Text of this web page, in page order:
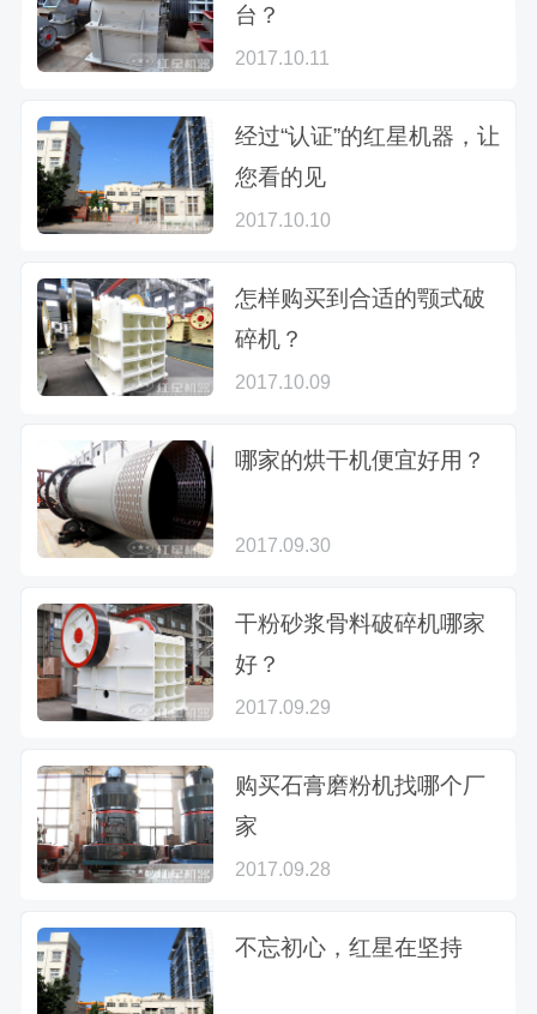
台？
2017.10.11
经过“认证”的红星机器，让
您看的见
2017.10.10
怎样购买到合适的颚式破
碎机？
2017.10.09
哪家的烘干机便宜好用？
2017.09.30
干粉砂浆骨料破碎机哪家
好？
2017.09.29
购买石膏磨粉机找哪个厂
家
2017.09.28
不忘初心，红星在坚持